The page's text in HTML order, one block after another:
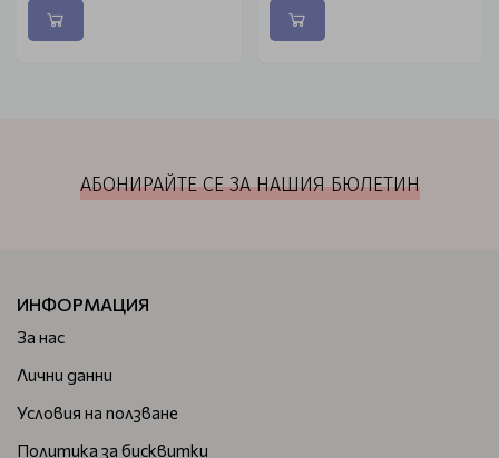
АБОНИРАЙТЕ СЕ ЗА НАШИЯ БЮЛЕТИН
ИНФОРМАЦИЯ
За нас
Лични данни
Условия на ползване
Политика за бисквитки